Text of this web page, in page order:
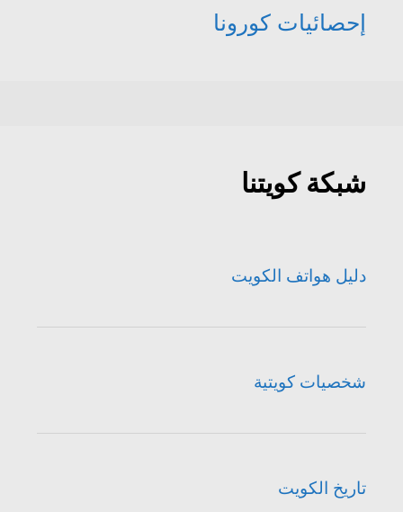
إحصائيات كورونا
شبكة كويتنا
دليل هواتف الكويت
شخصيات كويتية
تاريخ الكويت